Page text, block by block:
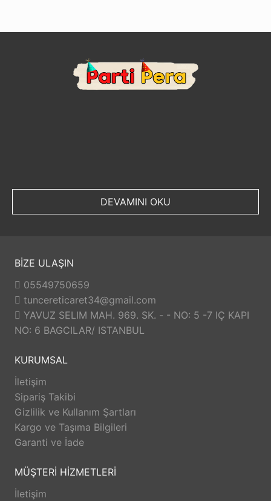
DEVAMINI OKU
BİZE ULAŞIN
05549750659
tuncereticaret34@gmail.com
YAVUZ SELIM MAH. 969. SK. - - NO: 5 -7 IÇ KAPI
NO: 6 BAGCILAR/ ISTANBUL
KURUMSAL
İletişim
Sipariş Takibi
Gizlilik ve Kullanım Şartları
Kargo ve Taşıma Bilgileri
Garanti ve İade
MÜŞTERİ HİZMETLERİ
İletişim